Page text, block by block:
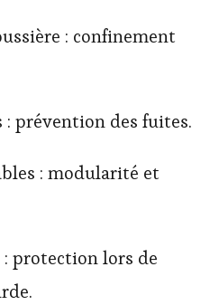
: confinement
: prévention des fuites.
: modularité et
protection lors de